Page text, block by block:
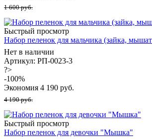
1 600 руб.
Быстрый просмотр
Набор пеленок для мальчика (зайка,
Нет в наличии
Артикул: РП-0023-3
?>
-100%
Экономия 4 190 руб.
4 190 руб.
Быстрый просмотр
Набор пеленок для девочки "Мышка"